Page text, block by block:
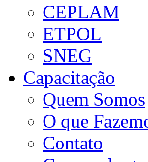
CEPLAM
ETPOL
SNEG
Capacitação
Quem Somos
O que
Contato